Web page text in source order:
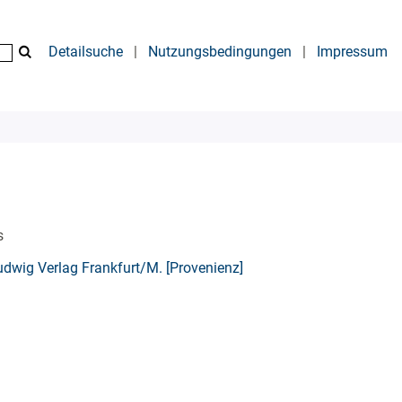
Detailsuche | Nutzungsbedingungen | Impressum
Verlag Frankfurt/M. [Provenienz]